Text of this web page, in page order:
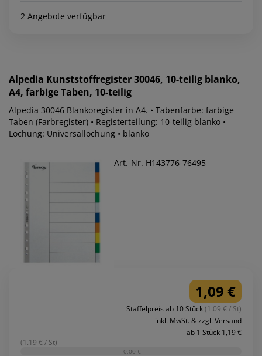
2 Angebote verfügbar
Alpedia Kunststoffregister 30046, 10-teilig blanko,
A4, farbige Taben, 10-teilig
Alpedia 30046 Blankoregister in A4. • Tabenfarbe: farbige
Taben (Farbregister) • Registerteilung: 10-teilig blanko •
Lochung: Universallochung • blanko
Art.-Nr. H143776-76495
1,09 €
Staffelpreis ab 10 Stück(1.09 € / St)
inkl. MwSt. & zzgl. Versand
ab 1 Stück 1,19 €
(1.19 € / St)
-0,00 €